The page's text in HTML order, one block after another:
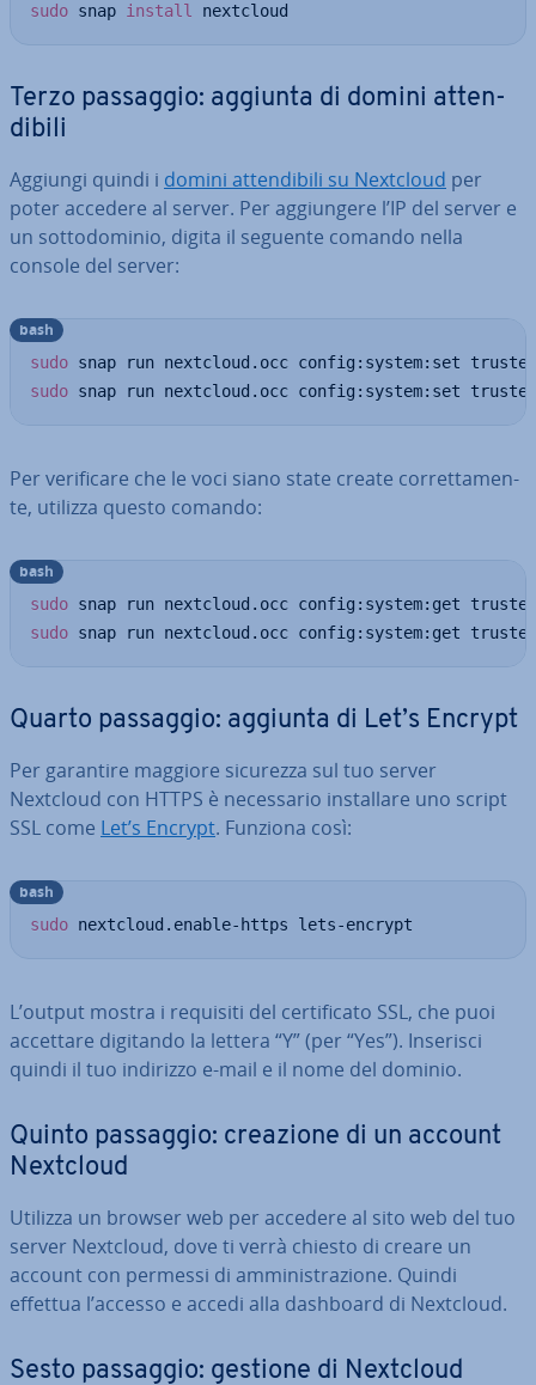
sudo snap install nextcloud
Terzo passaggio: aggiunta di domini at­ten­
di­bi­li
Aggiungi quindi i domini at­ten­di­bi­li su Nextcloud per
poter accedere al server. Per ag­giun­ge­re l’IP del server e
un sot­to­do­mi­nio, digita il seguente comando nella
console del server:
sudo snap run nextcloud.occ config:system:set
sudo snap run nextcloud.occ config:system:set
bash
Per ve­ri­fi­ca­re che le voci siano state create cor­ret­ta­men­
te, utilizza questo comando:
sudo snap run nextcloud.occ config:system:get
sudo snap run nextcloud.occ config:system:get
bash
Quarto passaggio: aggiunta di Let’s Encrypt
Per garantire maggiore sicurezza sul tuo server
Nextcloud con HTTPS è ne­ces­sa­rio in­stal­la­re uno script
SSL come Let’s Encrypt. Funziona così:
sudo nextcloud.enable-https lets-encrypt
bash
L’output mostra i requisiti del cer­ti­fi­ca­to SSL, che puoi
accettare digitando la lettera “Y” (per “Yes”). Inserisci
quindi il tuo indirizzo e-mail e il nome del dominio.
Quinto passaggio: creazione di un account
Nextcloud
Utilizza un browser web per accedere al sito web del tuo
server Nextcloud, dove ti verrà chiesto di creare un
account con permessi di am­mi­ni­stra­zio­ne. Quindi
effettua l’accesso e accedi alla dashboard di Nextcloud.
Sesto passaggio: gestione di Nextcloud